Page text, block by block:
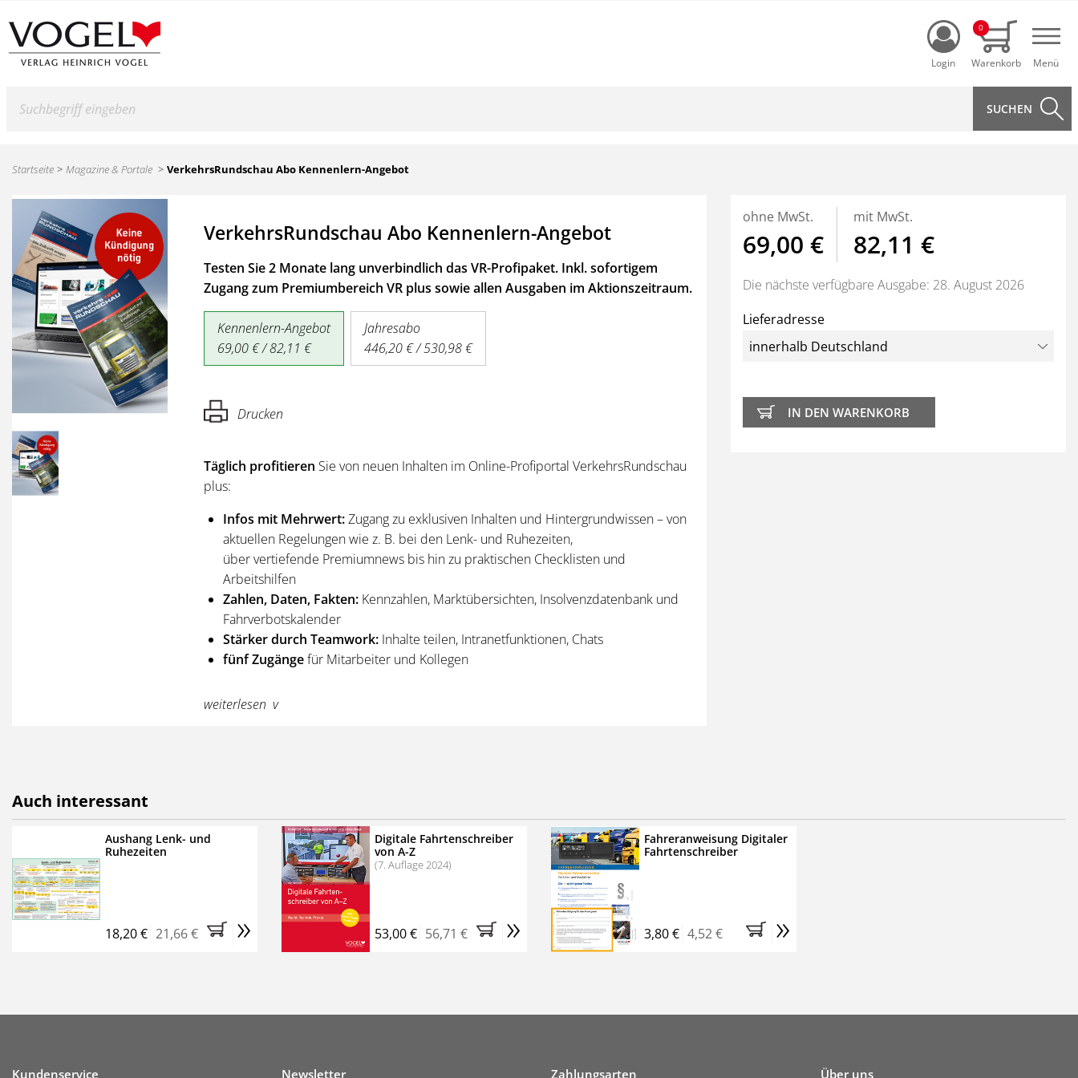
Login
0
Startseite Magazine & Portale VerkehrsRundschau Abo Kennenlern-Angebot
VerkehrsRundschau Abo Kennenlern-Angebot
Testen Sie 2 Monate lang unverbindlich das VR-Profipaket. Inkl. sofortigem
Zugang zum Premiumbereich VR plus sowieallen Ausgaben im Aktionszeitraum.
Kennenlern-Angebot
69,00 € / 82,11 €
Jahresabo
446,20 € / 530,98 €
Drucken
Täglich profitieren Sie von neuen Inhalten im Online-Profiportal VerkehrsRundschau
plus:
Infos mit Mehrwert:Zugang zu exklusiven Inhalten und Hintergrundwissen – von
aktuellen Regelungen wie z. B. bei den Lenk- und Ruhezeiten,
über vertiefende Premiumnews bis hin zu praktischen Checklisten und
Arbeitshilfen
Zahlen, Daten, Fakten: Kennzahlen, Marktübersichten, Insolvenzdatenbank und
Fahrverbotskalender
Stärker durch Teamwork: Inhalte teilen, Intranetfunktionen, Chats
fünf Zugängefür Mitarbeiter und Kollegen
Sie erhaltenalle Ausgaben
Kostenfreie Online-Seminare
Bestellen Sie jetzt das VerkehrsRundschau Profipaket im Kennenlern-Abo für zwei
Monate (inkl. der derzeitig gesetzlichen MwSt. und Versandkosten).Nach 2 Monaten
brauchen Sie nichts weiter tun, das Abonnement endet automatisch, es
entstehen keine weiteren Verpflichtungen.
weiterlesen
ohne MwSt.
69,00 €
mit MwSt.
82,11 €
Die nächste verfügbare Ausgabe: 28. August 2026
Lieferadresse
Auch interessant
Aushang Lenk- und
Ruhezeiten
18,20 € 21,66 € »
Digitale Fahrtenschreiber
von A-Z
(7. Auflage 2024)
53,00 € 56,71 € »
Fahreranweisung Digitaler
Fahrtenschreiber
3,80 € 4,52 € »
Kundenservice Newsletter Zahlungsarten Über uns